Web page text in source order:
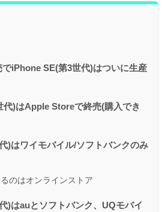
iPhone SE(第3世代)はついに生産
代)はApple Storeで終売(購入でき
)はワイモバイル/ソフトバンクのみ
のはオンラインストア
)はauとソフトバンク、UQモバイ